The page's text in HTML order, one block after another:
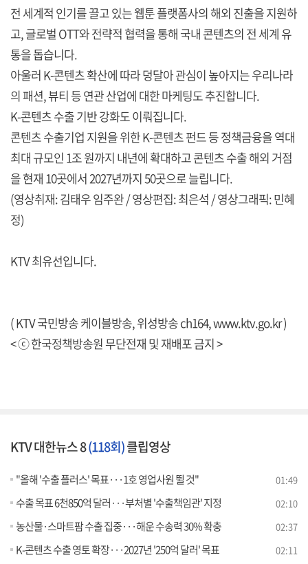
전 세계적 인기를 끌고 있는 웹툰 플랫폼사의 해외 진출을 지원하
고, 글로벌 OTT와 전략적 협력을 통해 국내 콘텐츠의 전 세계 유
통을 돕습니다.
아울러 K-콘텐츠 확산에 따라 덩달아 관심이 높아지는 우리나라
의 패션, 뷰티 등 연관 산업에 대한 마케팅도 추진합니다.
K-콘텐츠 수출 기반 강화도 이뤄집니다.
콘텐츠 수출기업 지원을 위한 K-콘텐츠 펀드 등 정책금융을 역대
최대 규모인 1조 원까지 내년에 확대하고 콘텐츠 수출 해외 거점
을 현재 10곳에서 2027년까지 50곳으로 늘립니다.
(영상취재: 김태우 임주완 / 영상편집: 최은석 / 영상그래픽: 민혜
정)
KTV 최유선입니다.
( KTV 국민방송 케이블방송, 위성방송 ch164,www.ktv.go.kr)
< ⓒ 한국정책방송원 무단전재 및 재배포 금지 >
KTV 대한뉴스 8(118회)클립영상
"올해 '수출 플러스' 목표···1호 영업사원 뛸 것" 01:49
수출 목표 6천850억 달러···부처별 '수출책임관' 지정 02:10
농산물·스마트팜 수출 집중···해운 수송력 30% 확충 02:37
K-콘텐츠 수출 영토 확장···2027년 '250억 달러' 목표 02:11